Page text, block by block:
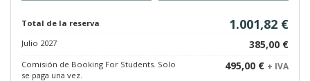
Total de la reserva 1.001,82 €
Julio 2027 385,00 €
Comisión de Booking For Students. Solo
se paga una vez.
495,00 € + IVA